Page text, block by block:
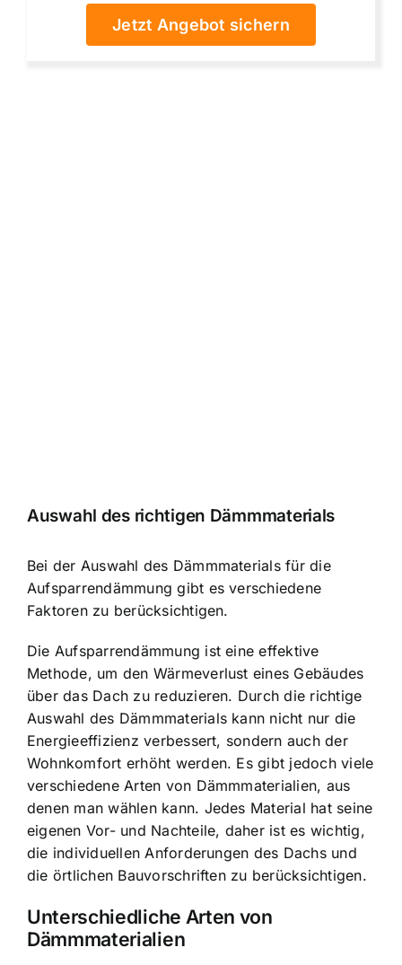
Jetzt Angebot sichern
Auswahl des richtigen Dämmmaterials
Bei der Auswahl des Dämmmaterials für die
Aufsparrendämmung gibt es verschiedene
Faktoren zu berücksichtigen.
Die Aufsparrendämmung ist eine effektive
Methode, um den Wärmeverlust eines Gebäudes
über das Dach zu reduzieren. Durch die richtige
Auswahl des Dämmmaterials kann nicht nur die
Energieeffizienz verbessert, sondern auch der
Wohnkomfort erhöht werden. Es gibt jedoch viele
verschiedene Arten von Dämmmaterialien, aus
denen man wählen kann. Jedes Material hat seine
eigenen Vor- und Nachteile, daher ist es wichtig,
die individuellen Anforderungen des Dachs und
die örtlichen Bauvorschriften zu berücksichtigen.
Unterschiedliche Arten von
Dämmmaterialien